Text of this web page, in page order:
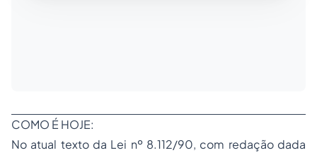
COMO É HOJE:
No atual texto da Lei nº 8.112/90, com redação dada